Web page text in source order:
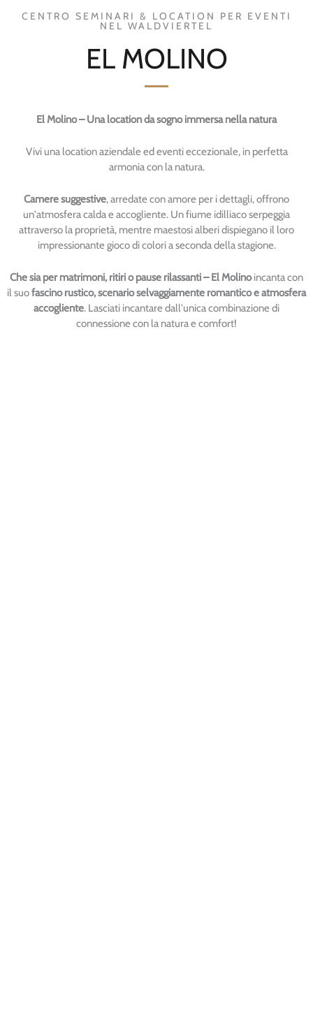
CENTRO SEMINARI & LOCATION PER EVENTI
NEL WALDVIERTEL
EL MOLINO
El Molino – Una location da sogno immersa nella natura
Vivi una location aziendale ed eventi eccezionale, in perfetta
armonia con la natura.
Camere suggestive, arredate con amore per i dettagli, offrono
un'atmosfera calda e accogliente. Un fiume idilliaco serpeggia
attraverso la proprietà, mentre maestosi alberi dispiegano il loro
impressionante gioco di colori a seconda della stagione.
Che sia per matrimoni, ritiri o pause rilassanti – El Molinoincanta con
il suofascino rustico, scenario selvaggiamente romantico e atmosfera
accogliente. Lasciati incantare dall'unica combinazione di
connessione con la natura e comfort!